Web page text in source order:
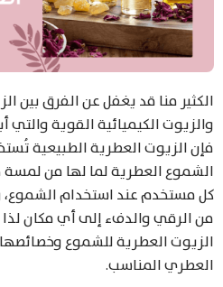
الكثير منا قد يغفل عن الفرق بين
والزيوت الكيميائية القوية والتي
فإن الزيوت العطرية الطبيعية
الشموع العطرية لما لها من لمسة
كل مستخدم عند استخدام
من الرقي والدفء إلى أي مكان
الزيوت العطرية للشموع وخصائصها
العطري المناسب.